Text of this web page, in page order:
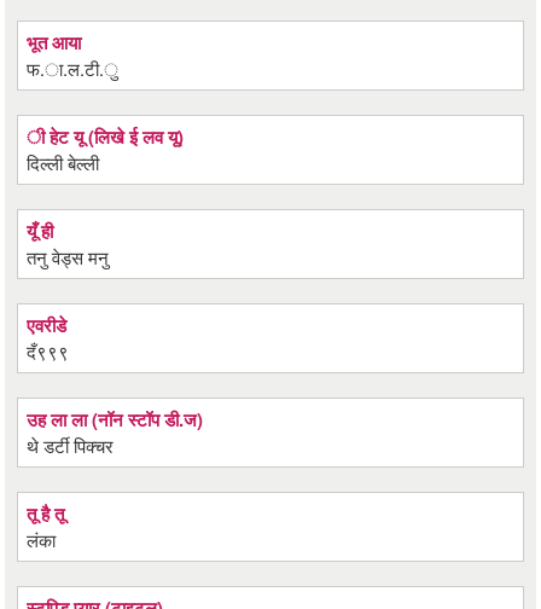
भूत आया
फ.ा.ल.टी.ु
ी हेट यू (लिखे ई लव यू)
दिल्ली बेल्ली
यूँ ही
तनु वेड्स मनु
एवरीडे
दँ९९९
उह ला ला (नॉन स्टॉप डी.ज)
थे डर्टी पिक्चर
तू है तू
लंका